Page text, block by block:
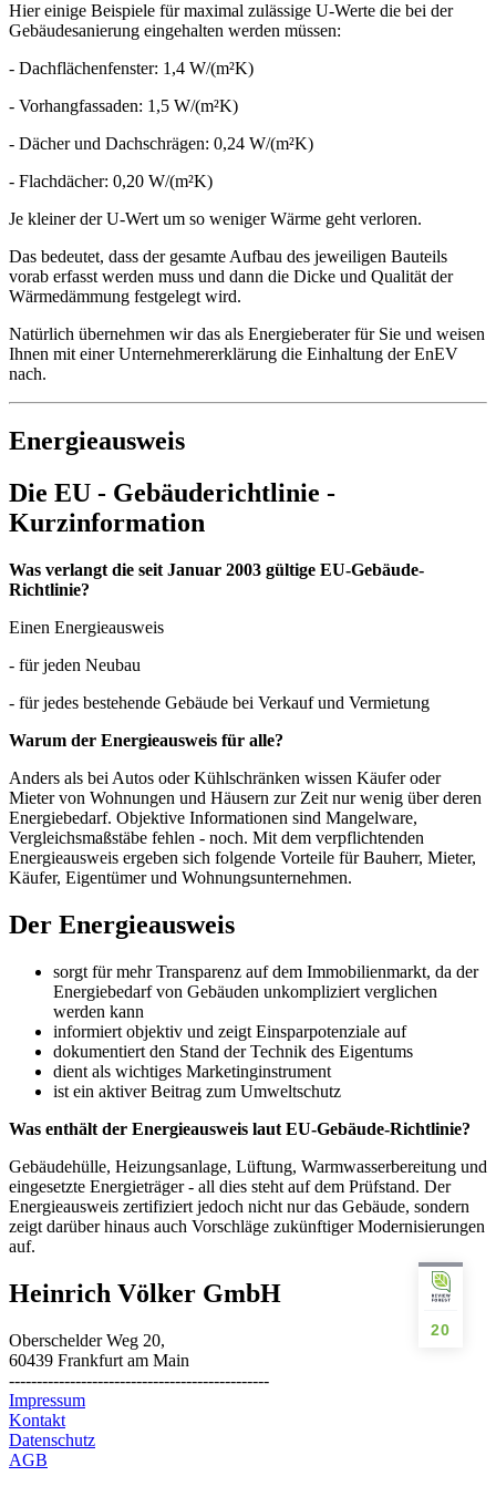
Hier einige Beispiele für maximal zulässige U-Werte die bei der
Gebäudesanierung eingehalten werden müssen:
- Dachflächenfenster: 1,4 W/(m²K)
- Vorhangfassaden: 1,5 W/(m²K)
- Dächer und Dachschrägen: 0,24 W/(m²K)
- Flachdächer: 0,20 W/(m²K)
Je kleiner der U-Wert um so weniger Wärme geht verloren.
Das bedeutet, dass der gesamte Aufbau des jeweiligen Bauteils
vorab erfasst werden muss und dann die Dicke und Qualität der
Wärmedämmung festgelegt wird.
Natürlich übernehmen wir das als Energieberater für Sie und weisen
Ihnen mit einer Unternehmererklärung die Einhaltung der EnEV
nach.
Energieausweis
Die EU - Gebäuderichtlinie -
Kurzinformation
Was verlangt die seit Januar 2003 gültige EU-Gebäude-
Richtlinie?
Einen Energieausweis
- für jeden Neubau
- für jedes bestehende Gebäude bei Verkauf und Vermietung
Warum der Energieausweis für alle?
Anders als bei Autos oder Kühlschränken wissen Käufer oder
Mieter von Wohnungen und Häusern zur Zeit nur wenig über deren
Energiebedarf. Objektive Informationen sind Mangelware,
Vergleichsmaßstäbe fehlen - noch. Mit dem verpflichtenden
Energieausweis ergeben sich folgende Vorteile für Bauherr, Mieter,
Käufer, Eigentümer und Wohnungsunternehmen.
Der Energieausweis
sorgt für mehr Transparenz auf dem Immobilienmarkt, da der
Energiebedarf von Gebäuden unkompliziert verglichen
werden kann
informiert objektiv und zeigt Einsparpotenziale auf
dokumentiert den Stand der Technik des Eigentums
dient als wichtiges Marketinginstrument
ist ein aktiver Beitrag zum Umweltschutz
Was enthält der Energieausweis laut EU-Gebäude-Richtlinie?
Gebäudehülle, Heizungsanlage, Lüftung, Warmwasserbereitung und
eingesetzte Energieträger - all dies steht auf dem Prüfstand. Der
Energieausweis zertifiziert jedoch nicht nur das Gebäude, sondern
zeigt darüber hinaus auch Vorschläge zukünftiger Modernisierungen
auf.
Heinrich Völker GmbH
Oberschelder Weg 20,
60439 Frankfurt am Main
-----------------------------------------------
Impressum
Kontakt
Datenschutz
AGB
20